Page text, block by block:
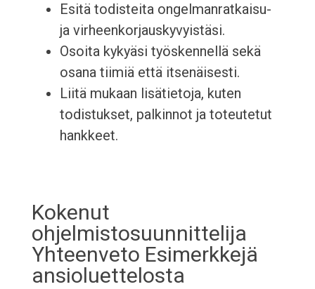
Esitä todisteita ongelmanratkaisu-
ja virheenkorjauskyvyistäsi.
Osoita kykyäsi työskennellä sekä
osana tiimiä että itsenäisesti.
Liitä mukaan lisätietoja, kuten
todistukset, palkinnot ja toteutetut
hankkeet.
Kokenut
ohjelmistosuunnittelija
Yhteenveto Esimerkkejä
ansioluettelosta